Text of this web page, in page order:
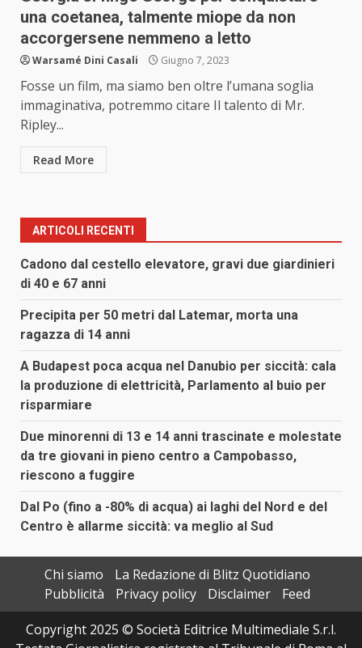
una coetanea, talmente miope da non
accorgersene nemmeno a letto
Warsamé Dini Casali Giugno 7, 2023
Fosse un film, ma siamo ben oltre l’umana soglia
immaginativa, potremmo citare Il talento di Mr.
Ripley...
Read More
ARTICOLI RECENTI
Cadono dal cestello elevatore, gravi due giardinieri
di 40 e 67 anni
Precipita per 50 metri dal Latemar, morta una
ragazza di 14 anni
A Budapest poca acqua nel Danubio per siccità: cala
la produzione di elettricità, Parlamento al buio per
risparmiare
Due minorenni di 13 e 14 anni trascinate e molestate
da tre giovani in pieno centro a Campobasso,
riescono a fuggire
Dal Po (fino a -80% di acqua) ai laghi del Nord e del
Centro è allarme siccità: va meglio al Sud
Chi siamo
La Redazione di Blitz Quotidiano
Pubblicità
Privacy policy Disclaimer
Feed
Copyright 2025 © Società Editrice Multimediale S.r.l.